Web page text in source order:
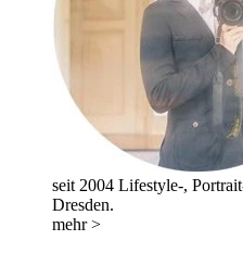
seit 2004 Lifestyle-,
Dresden.
mehr >